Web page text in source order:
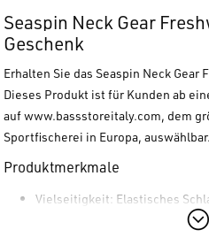
Seaspin Neck Gear
Geschenk
Erhalten Sie dasSeaspin Neck Gear
Dieses Produkt ist für Kunden ab
aufwww.bassstoreitaly.com, dem
Sportfischerei in Europa, auswählbar.
Produktmerkmale
Vielseitigkeit: Elastisches
Ideal für alle